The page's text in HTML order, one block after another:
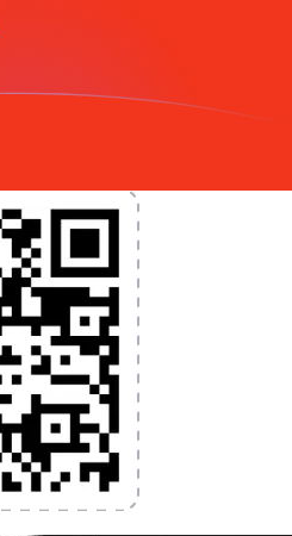
Convertissez des devises,
taux et transférez de
!